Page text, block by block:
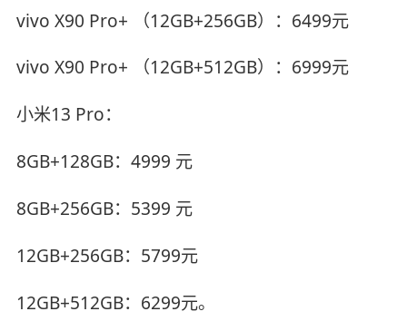
vivo X90 Pro+ （12GB+256GB）：6499元
vivo X90 Pro+ （12GB+512GB）：6999元
小米13 Pro：
8GB+128GB：4999 元
8GB+256GB：5399 元
12GB+256GB：5799元
12GB+512GB：6299元。